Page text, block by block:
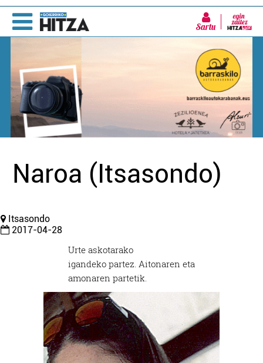
Sartu
Naroa (Itsasondo)
Itsasondo
2017-04-28
Urte askotarako
igandeko partez. Aitonaren eta
amonaren partetik.